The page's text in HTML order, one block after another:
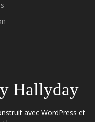
Hallyday
avec WordPress et